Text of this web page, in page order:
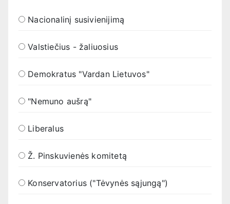
Nacionalinį susivienijimą
Valstiečius - žaliuosius
Demokratus "Vardan Lietuvos"
"Nemuno aušrą"
Liberalus
Ž. Pinskuvienės komitetą
Konservatorius ("Tėvynės sąjungą")